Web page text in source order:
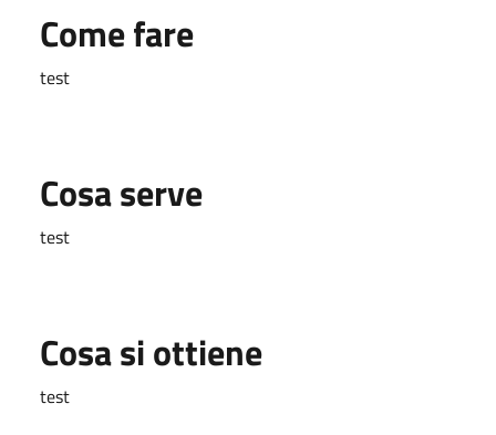
Come fare
test
Cosa serve
test
Cosa si ottiene
test